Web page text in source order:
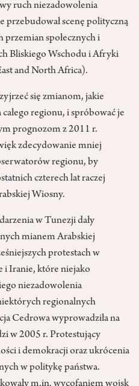
ruch niezadowolenia
przebudował scenę polityczną
przemian społecznych i
Bliskiego Wschodu i Afryki
and North Africa).
się zmianom, jakie
regionu, i spróbować je
prognozom z 2011 r.
zdecydowanie mniej
regionu, by
czterech lat raczej
Wiosny.
w Tunezji dały
mianem Arabskiej
protestach w
i Iranie, które niejako
niezadowolenia
regionalnych
Cedrowa wyprowadziła na
w 2005 r. Protestujący
i demokracji oraz ukrócenia
w politykę państwa.